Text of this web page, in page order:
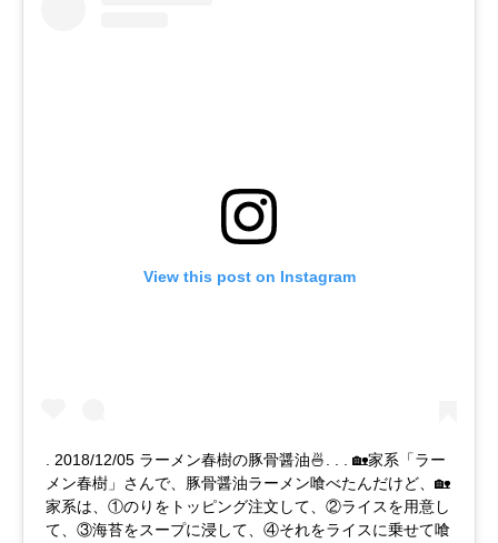
View this post on Instagram
. 2018/12/05 ラーメン春樹の豚骨醤油🍜. . . 🏡家系「ラー
メン春樹」さんで、豚骨醤油ラーメン喰べたんだけど、🏡
家系は、①のりをトッピング注文して、②ライスを用意し
て、③海苔をスープに浸して、④それをライスに乗せて喰